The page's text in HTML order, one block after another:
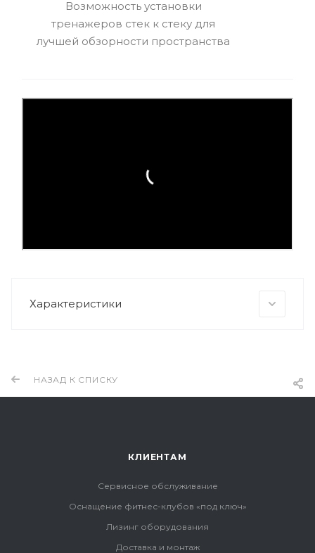
Возможность установки
тренажеров стек к стеку для
лучшей обзорности пространства
Характеристики
НАЗАД К СПИСКУ
КЛИЕНТАМ
Сервисное обслуживание
Оснащение фитнес-клубов «под ключ»
Лизинг оборудования
Доставка и монтаж